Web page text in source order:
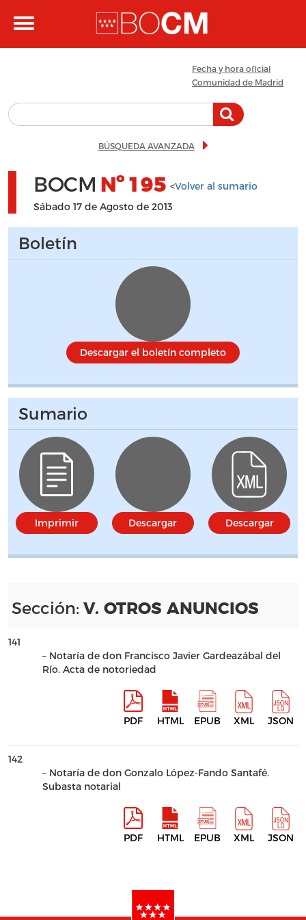
Toggle
Fecha y hora oficial
Comunidad de Madrid
BÚSQUEDA AVANZADA
BOCM Nº 195 <Volver al sumario
Sábado 17 de Agosto de 2013
Boletín
Descargar el boletín completo
Sumario
Imprimir Descargar Descargar
Sección: V. OTROS ANUNCIOS
141
– Notaría de don Francisco Javier Gardeazábal del
Río. Acta de notoriedad
PDF HTML EPUB XML JSON
142
– Notaría de don Gonzalo López-Fando Santafé.
Subasta notarial
PDF HTML EPUB XML JSON